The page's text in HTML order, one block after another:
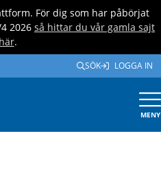
För dig som har påbörjat
2026 så hittar du vår gamla sajt
här.
SÖK LOGGA IN
MENY